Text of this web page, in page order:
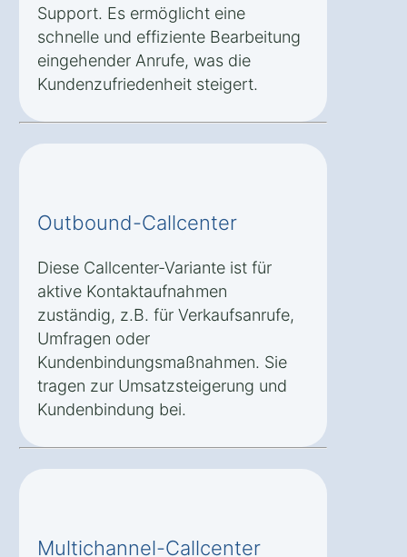
Support. Es ermöglicht eine
schnelle und effiziente Bearbeitung
eingehender Anrufe, was die
Kundenzufriedenheit steigert.
Outbound-Callcenter
Diese Callcenter-Variante ist für
aktive Kontaktaufnahmen
zuständig, z.B. für Verkaufsanrufe,
Umfragen oder
Kundenbindungsmaßnahmen. Sie
tragen zur Umsatzsteigerung und
Kundenbindung bei.
Multichannel-Callcenter